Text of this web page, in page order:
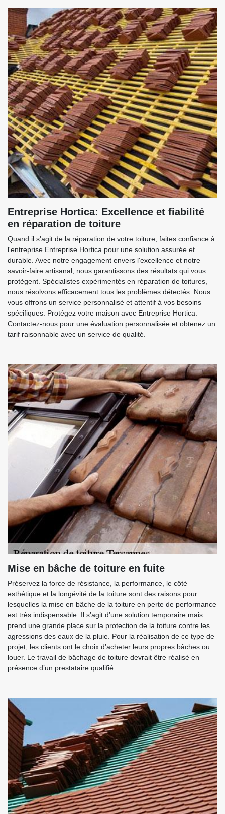
Entreprise Hortica: Excellence et fiabilité
en réparation de toiture
Quand il s'agit de la réparation de votre toiture, faites confiance à
l'entreprise Entreprise Hortica pour une solution assurée et
durable. Avec notre engagement envers l'excellence et notre
savoir-faire artisanal, nous garantissons des résultats qui vous
protègent. Spécialistes expérimentés en réparation de toitures,
nous résolvons efficacement tous les problèmes détectés. Nous
vous offrons un service personnalisé et attentif à vos besoins
spécifiques. Protégez votre maison avec Entreprise Hortica.
Contactez-nous pour une évaluation personnalisée et obtenez un
tarif raisonnable avec un service de qualité.
Mise en bâche de toiture en fuite
Préservez la force de résistance, la performance, le côté
esthétique et la longévité de la toiture sont des raisons pour
lesquelles la mise en bâche de la toiture en perte de performance
est très indispensable. Il s’agit d’une solution temporaire mais
prend une grande place sur la protection de la toiture contre les
agressions des eaux de la pluie. Pour la réalisation de ce type de
projet, les clients ont le choix d’acheter leurs propres bâches ou
louer. Le travail de bâchage de toiture devrait être réalisé en
présence d’un prestataire qualifié.